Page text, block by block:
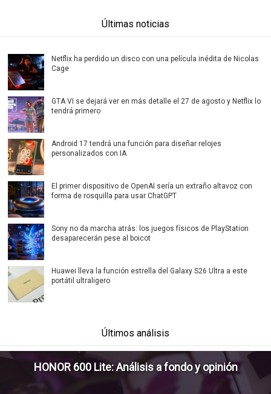
Últimas noticias
Netflix ha perdido un disco con una película inédita de Nicolas
Cage
GTA VI se dejará ver en más detalle el 27 de agosto y Netflix lo
tendrá primero
Android 17 tendrá una función para diseñar relojes
personalizados con IA
El primer dispositivo de OpenAI sería un extraño altavoz con
forma de rosquilla para usar ChatGPT
Sony no da marcha atrás: los juegos físicos de PlayStation
desaparecerán pese al boicot
Huawei lleva la función estrella del Galaxy S26 Ultra a este
portátil ultraligero
Últimos análisis
HONOR 600 Lite: Análisis a fondo y opinión